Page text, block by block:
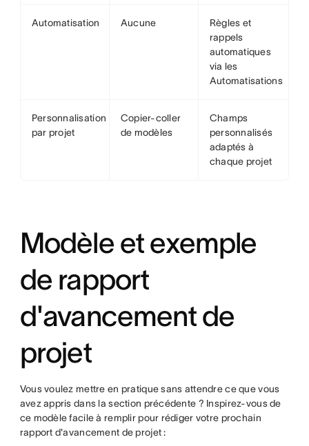
Automatisation Aucune
Règles et
rappels
automatiques
via les
Automatisations
Personnalisation
par projet
Copier-coller
de modèles
Champs
personnalisés
adaptés à
chaque projet
Modèle et exemple
de rapport
d'avancement de
projet
Vous voulez mettre en pratique sans attendre ce que vous
avez appris dans la section précédente ? Inspirez-vous de
ce modèle facile à remplir pour rédiger votre prochain
rapport d'avancement de projet :